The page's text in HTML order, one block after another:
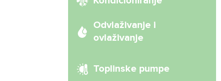
Odvlaživanje i
ovlaživanje
Toplinske pumpe